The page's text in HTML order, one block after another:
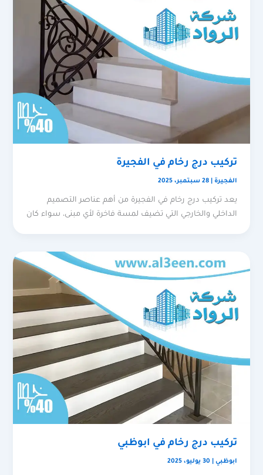
تركيب درج رخام في الفجيرة
الفجيرة |28 سبتمبر، 2025
يعد تركيب درج رخام في الفجيرة من أهم عناصر التصميم
الداخلي والخارجي التي تضيف لمسة فاخرة لأي مبنى، سواء كان
تركيب درج رخام في ابوظبي
ابوظبي |30 يوليو، 2025